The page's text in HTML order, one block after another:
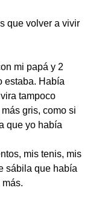
que volver a vivir
mi papá y 2
estaba. Había
tampoco
gris, como si
que yo había
mis tenis, mis
sábila que había